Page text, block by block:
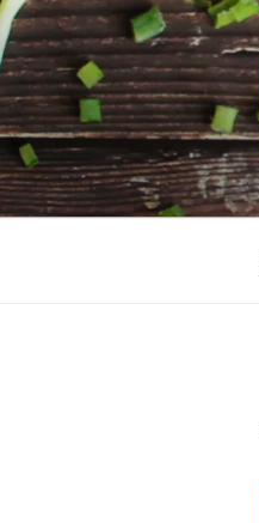
跳
至
主
要
內
容